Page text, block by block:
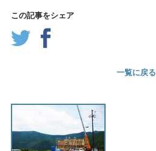
この記事をシェア
一覧に戻る